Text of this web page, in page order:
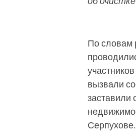
По словам
вызвали
заставили
Серпухове.